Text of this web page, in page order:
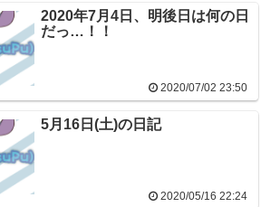
2020年7月4日、明後日は何の日
だっ…！！
2020/07/02 23:50
5月16日(土)の日記
2020/05/16 22:24